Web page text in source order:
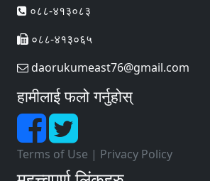
०८८-४१३०८३
०८८-४१३०६५
daorukumeast76@gmail.com
हामीलाई फलो गर्नुहोस्
Terms of Use | Privacy Policy